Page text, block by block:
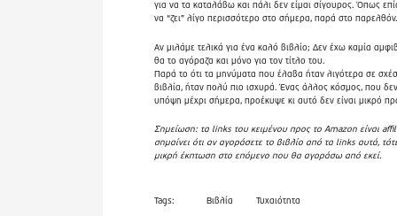
για να τα καταλάβω και πάλι δεν είμαι σίγουρος. Όπως
να “ζει” λίγο περισσότερο στο σήμερα, παρά στο παρελθόν.
Αν μιλάμε τελικά για ένα καλό βιβλίο; Δεν έχω καμία
θα το αγόραζα και μόνο για τον τίτλο του.
Παρά το ότι τα μηνύματα που έλαβα ήταν λιγότερα σε
βιβλία, ήταν πολύ πιο ισχυρά. Ένας άλλος κόσμος, που
υπόψη μέχρι σήμερα, προέκυψε κι αυτό δεν είναι μικρό
Σημείωση: τα links του κειμένου προς το Amazon είναι
σημαίνει ότι αν αγοράσετε το βιβλίο από τα links αυτά,
μικρή έκπτωση στο επόμενο που θα αγοράσω από εκεί.
Tags: Βιβλία Τυχαιότητα